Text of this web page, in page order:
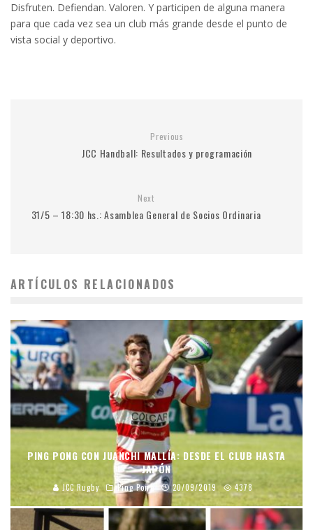
Disfruten. Defiendan. Valoren. Y participen de alguna manera
para que cada vez sea un club más grande desde el punto de
vista social y deportivo.
Previous
JCC Handball: Resultados y programación
Next
31/5 – 18:30 hs.: Asamblea General de Socios Ordinaria
ARTÍCULOS RELACIONADOS
PING PONG CON JUANCHI MALLÍA: DESDE EL CLUB HASTA
JAPÓN
JCC Rugby Ping Pong 20/09/2019 4378